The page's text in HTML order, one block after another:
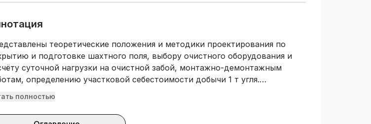
теоретические положения и методики проектирования по
и подготовке шахтного поля, выбору очистного оборудования и
суточной нагрузки на очистной забой, монтажно-демонтажным
определению участковой себестоимости добычи 1 т угля.
маневрирование очистным комплексом при его повороте и при
работ. Подготовлено по дисциплине «Подземная разработка
полностью